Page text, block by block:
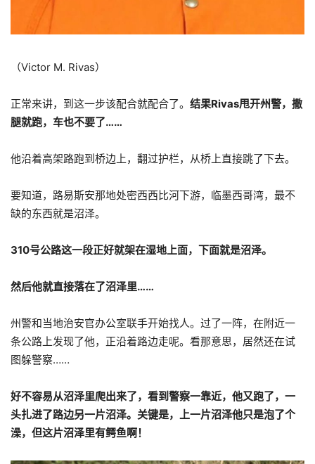
（Victor M. Rivas）
正常来讲，到这一步该配合就配合了。 结果Rivas甩开州警，撒
腿就跑，车也不要了……
他沿着高架路跑到桥边上，翻过护栏，从桥上直接跳了下去。
要知道，路易斯安那地处密西西比河下游，临墨西哥湾，最不
缺的东西就是沼泽。
310号公路这一段正好就架在湿地上面，下面就是沼泽。
然后他就直接落在了沼泽里……
州警和当地治安官办公室联手开始找人。过了一阵，在附近一
条公路上发现了他，正沿着路边走呢。看那意思，居然还在试
图躲警察……
好不容易从沼泽里爬出来了，看到警察一靠近，他又跑了，一
头扎进了路边另一片沼泽。关键是， 上一片沼泽他只是泡了个
澡，但这片沼泽里有鳄鱼啊！